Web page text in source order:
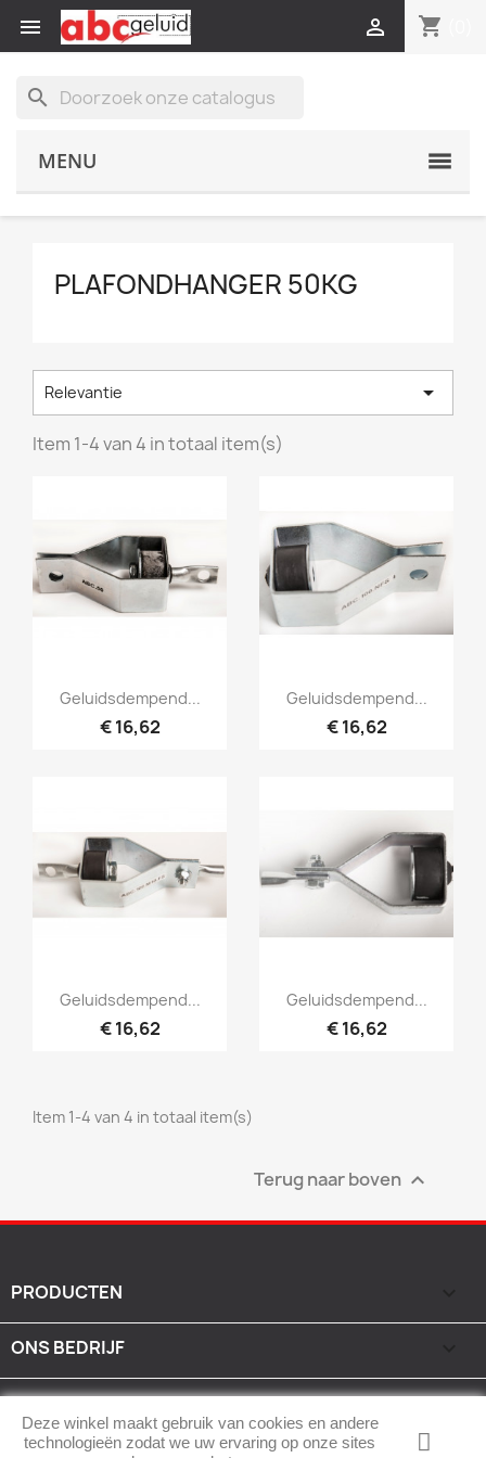
 shopping_cart

search
MENU
PLAFONDHANGER 50KG
Relevantie 
Item 1-4 van 4 in totaal item(s)
Snel bekijken
Geluidsdempend...
€ 16,62
Snel bekijken
Geluidsdempend...
€ 16,62
Snel bekijken
Geluidsdempend...
€ 16,62
Snel bekijken
Geluidsdempend...
€ 16,62
Item 1-4 van 4 in totaal item(s)
Terug naar boven 
PRODUCTEN
ONS BEDRIJF
UW ACCOUNT 
Deze winkel maakt gebruik van cookies en andere
technologieën zodat we uw ervaring op onze sites